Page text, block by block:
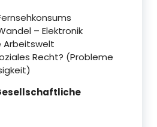
– Elektronik
Arbeitswelt
Recht? (Probleme